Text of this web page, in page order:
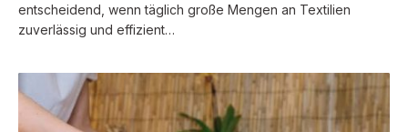
entscheidend, wenn täglich große Mengen an Textilien
zuverlässig und effizient…